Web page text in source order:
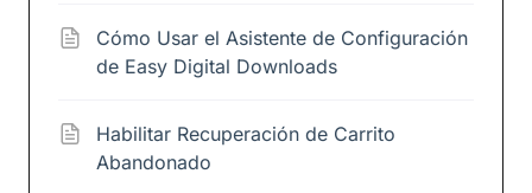
Cómo Usar el Asistente de Configuración
de Easy Digital Downloads
Habilitar Recuperación de Carrito
Abandonado